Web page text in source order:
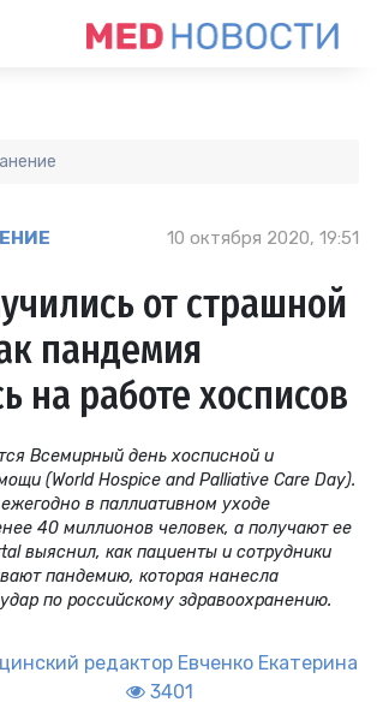
10 октября 2020, 19:51
от страшной
пандемия
на работе хосписов
Всемирный день хосписной и
(World Hospice and Palliative Care Day).
в паллиативном уходе
40 миллионов человек, а получают ее
выяснил, как пациенты и сотрудники
пандемию, которая нанесла
по российскому здравоохранению.
редактор Евченко Екатерина
3401